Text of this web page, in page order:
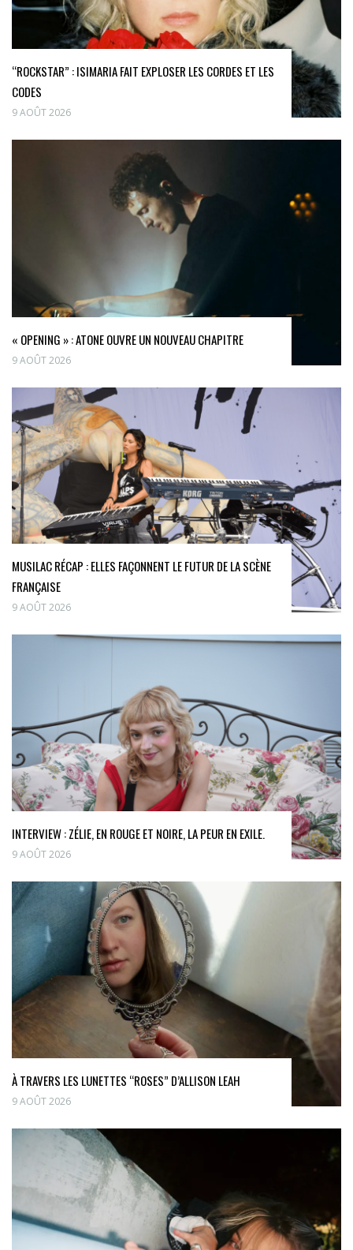
“ROCKSTAR” : ISIMARIA FAIT EXPLOSER LES CORDES ET LES
CODES
9 AOÛT 2026
« OPENING » : ATONE OUVRE UN NOUVEAU CHAPITRE
9 AOÛT 2026
MUSILAC RÉCAP : ELLES FAÇONNENT LE FUTUR DE LA SCÈNE
FRANÇAISE
9 AOÛT 2026
INTERVIEW : ZÉLIE, EN ROUGE ET NOIRE, LA PEUR EN EXILE.
9 AOÛT 2026
À TRAVERS LES LUNETTES “ROSES” D’ALLISON LEAH
9 AOÛT 2026